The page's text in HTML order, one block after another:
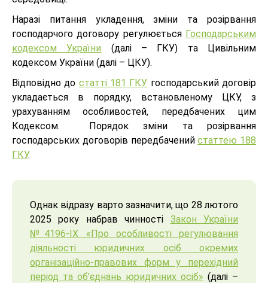
Наразі питання укладення, зміни та розірвання
господарчого договору регулюється Господарським
кодексом України (далі – ГКУ) та Цивільним
кодексом України (далі – ЦКУ).
Відповідно до статті 181 ГКУ господарський договір
укладається в порядку, встановленому ЦКУ, з
урахуванням особливостей, передбачених цим
Кодексом. Порядок зміни та розірвання
господарських договорів передбаченийстаттею 188
ГКУ.
Однак відразу варто зазначити, що 28 лютого
2025 року набрав чинності Закон України
№4196-IX «Про особливості регулювання
діяльності юридичних осіб окремих
організаційно-правових форм у перехідний
період та об’єднань юридичних осіб» (далі –